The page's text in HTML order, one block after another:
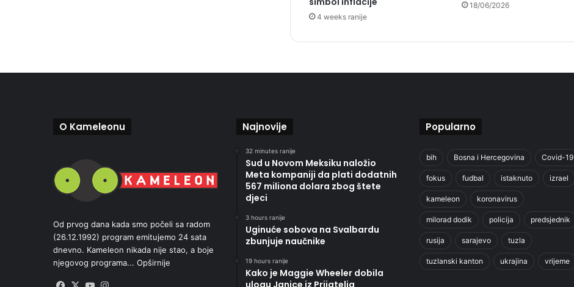
4 weeks ranije
18/06/2026
O Kameleonu
Od prvog dana kada smo počeli sa radom
(26.12.1992) program emitujemo 24 sata
dnevno. Kameleon nikada nije stao, a boje
njegovog programa... Opširnije
Najnovije
32 minutes ranije
Sud u Novom Meksiku naložio
Meta kompaniji da plati dodatnih
567 miliona dolara zbog štete
djeci
3 hours ranije
Uginuće sobova na Svalbardu
zbunjuje naučnike
19 hours ranije
Kako je Maggie Wheeler dobila
Popularno
bih Bosna i Hercegovina Covid-19
fokus fudbal istaknuto izrael
kameleon koronavirus
milorad dodik policija predsjednik
rusija sarajevo tuzla
tuzlanski kanton ukrajina vrijeme